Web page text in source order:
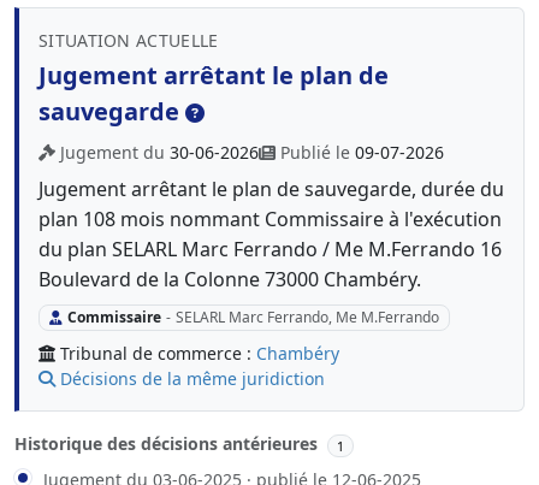
SITUATION ACTUELLE
Jugement arrêtant le plan de
sauvegarde
Jugement du 30-06-2026 Publié le 09-07-2026
Jugement arrêtant le plan de sauvegarde, durée du
plan 108 mois nommant Commissaire à l'exécution
du plan SELARL Marc Ferrando / Me M.Ferrando 16
Boulevard de la Colonne 73000 Chambéry.
Commissaire - SELARL Marc Ferrando, Me M.Ferrando
Tribunal de commerce : Chambéry
Décisions de la même juridiction
Historique des décisions antérieures 1
Jugement du 03-06-2025 · publié le 12-06-2025